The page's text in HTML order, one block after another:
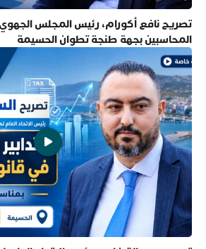
تصريح نافع أكورام، رئيس المجلس الجهوي
المحاسبين بجهة طنجة تطوان الحسيمة